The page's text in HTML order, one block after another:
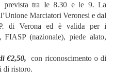
prevista tra le 8.30 e le 9. La
Marciatori Veronesi e dal
di Verona ed è valida per i
(nazionale), piede alato,
€2,50,
con riconoscimento o di
di ristoro.